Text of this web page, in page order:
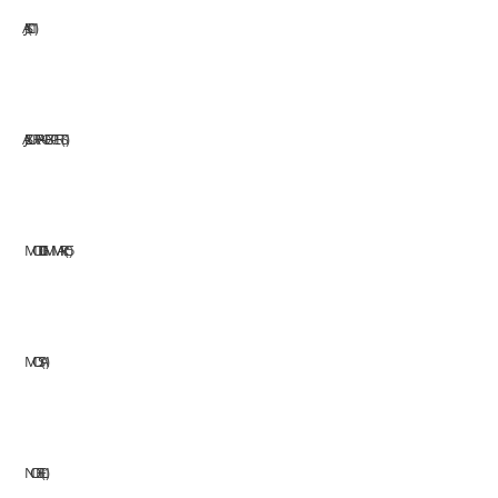
JASIC11
JAZ SURFACE EXPERTS1
MODI GMM ARC5
MOSA1
NOBEL1